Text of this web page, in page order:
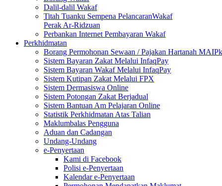
Dalil-dalil Wakaf
Titah Tuanku Sempena PelancaranWakaf
Perak Ar-Ridzuan
Perbankan Internet Pembayaran Wakaf
Perkhidmatan
Borang Permohonan Sewaan / Pajakan Hartanah MAIPk
Sistem Bayaran Zakat Melalui InfaqPay
Sistem Bayaran Wakaf Melalui InfaqPay
Sistem Kutipan Zakat Melalui FPX
Sistem Dermasiswa Online
Sistem Potongan Zakat Berjadual
Sistem Bantuan Am Pelajaran Online
Statistik Perkhidmatan Atas Talian
Maklumbalas Pengguna
Aduan dan Cadangan
Undang-Undang
e-Penyertaan
Kami di Facebook
Polisi e-Penyertaan
Kalendar e-Penyertaan